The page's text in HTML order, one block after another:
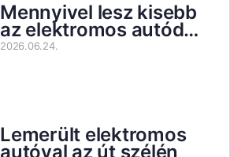
Mennyivel lesz kisebb
az elektromos autód…
2026.06.24.
Lemerült elektromos
autóval az út szélén